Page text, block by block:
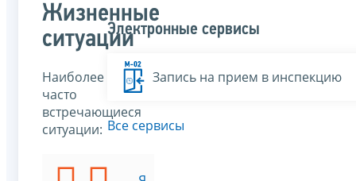
Жизненные
ситуации
Наиболее
часто
встречающиеся
ситуации:
Электронные сервисы
Запись на прием в инспекцию
Все сервисы